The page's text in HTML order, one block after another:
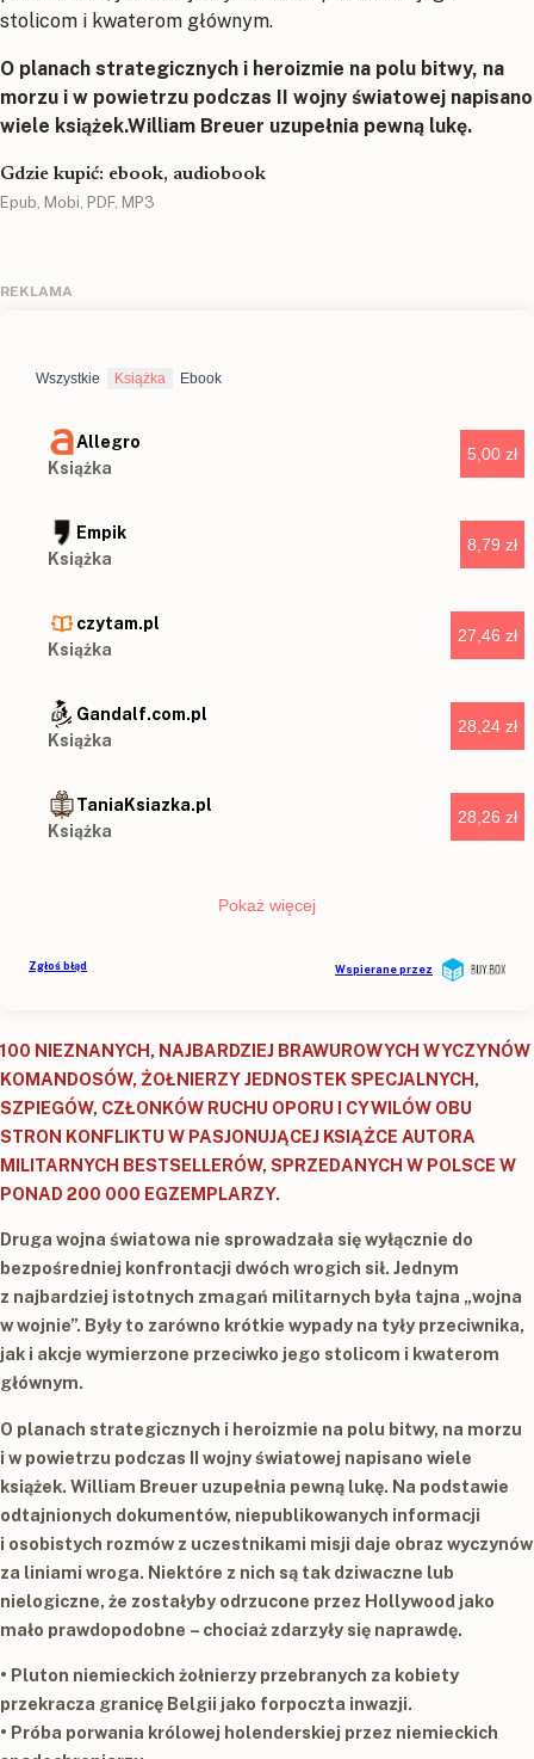
stolicom i kwaterom głównym.
O planach strategicznych i heroizmie na polu bitwy, na
morzu i w powietrzu podczas II wojny światowej napisano
wiele książek.William Breuer uzupełnia pewną lukę.
Gdzie kupić: ebook, audiobook
Epub, Mobi, PDF, MP3
100 NIEZNANYCH, NAJBARDZIEJ BRAWUROWYCH WYCZYNÓW
KOMANDOSÓW, ŻOŁNIERZY JEDNOSTEK SPECJALNYCH,
SZPIEGÓW, CZŁONKÓW RUCHU OPORU I CYWILÓW OBU
STRON KONFLIKTU W PASJONUJĄCEJ KSIĄŻCE AUTORA
MILITARNYCH BESTSELLERÓW, SPRZEDANYCH W POLSCE W
PONAD 200 000 EGZEMPLARZY.
Druga wojna światowa nie sprowadzała się wyłącznie do
bezpośredniej konfrontacji dwóch wrogich sił. Jednym
z najbardziej istotnych zmagań militarnych była tajna „wojna
w wojnie”. Były to zarówno krótkie wypady na tyły przeciwnika,
jak i akcje wymierzone przeciwko jego stolicom i kwaterom
głównym.
O planach strategicznych i heroizmie na polu bitwy, na morzu
i w powietrzu podczas II wojny światowej napisano wiele
książek. William Breuer uzupełnia pewną lukę. Na podstawie
odtajnionych dokumentów, niepublikowanych informacji
i osobistych rozmów z uczestnikami misji daje obraz wyczynów
za liniami wroga. Niektóre z nich są tak dziwaczne lub
nielogiczne, że zostałyby odrzucone przez Hollywood jako
mało prawdopodobne – chociaż zdarzyły się naprawdę.
• Pluton niemieckich żołnierzy przebranych za kobiety
przekracza granicę Belgii jako forpoczta inwazji.
• Próba porwania królowej holenderskiej przez niemieckich